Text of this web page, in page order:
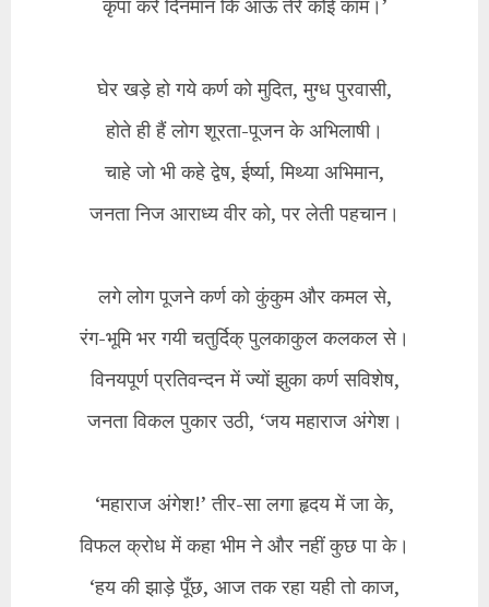
कृपा करें दिनमान कि आऊँ तेरे कोई काम।’
घेर खड़े हो गये कर्ण को मुदित, मुग्ध पुरवासी,
होते ही हैं लोग शूरता-पूजन के अभिलाषी।
चाहे जो भी कहे द्वेष, ईर्ष्या, मिथ्या अभिमान,
जनता निज आराध्य वीर को, पर लेती पहचान।
लगे लोग पूजने कर्ण को कुंकुम और कमल से,
रंग-भूमि भर गयी चतुर्दिक् पुलकाकुल कलकल से।
विनयपूर्ण प्रतिवन्दन में ज्यों झुका कर्ण सविशेष,
जनता विकल पुकार उठी, ‘जय महाराज अंगेश।
‘महाराज अंगेश!’ तीर-सा लगा हृदय में जा के,
विफल क्रोध में कहा भीम ने और नहीं कुछ पा के।
‘हय की झाड़े पूँछ, आज तक रहा यही तो काज,